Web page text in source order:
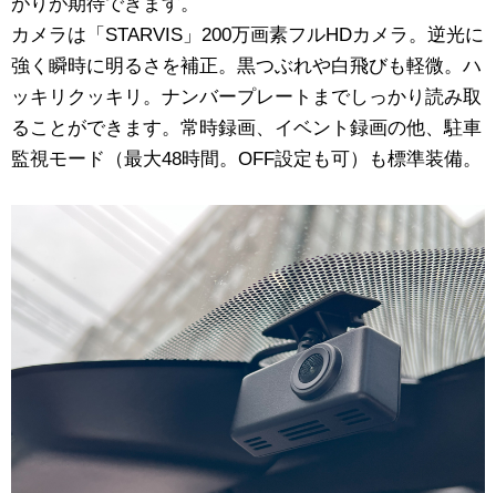
カメラは「STARVIS」200万画素フルHDカメラ。逆光に
強く瞬時に明るさを補正。黒つぶれや白飛びも軽微。ハ
ッキリクッキリ。ナンバープレートまでしっかり読み取
ることができます。常時録画、イベント録画の他、駐車
監視モード（最大48時間。OFF設定も可）も標準装備。